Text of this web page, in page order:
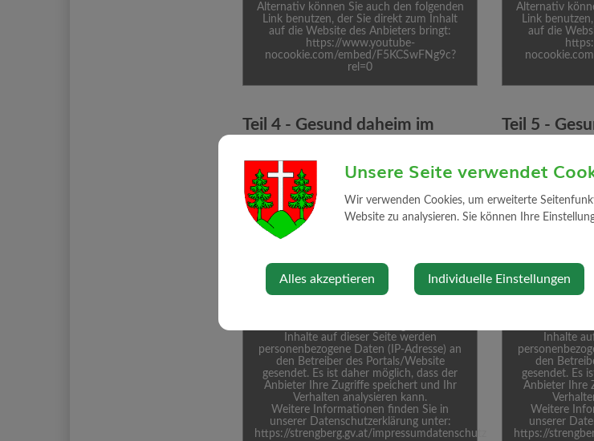
Alternativ können Sie auch den folgenden
Link benutzen, der Sie direkt zum Inhalt
auf die Website des Anbieters bringt:
https://www.youtube-
nocookie.com/embed/F5KCSwFNg9c?
rel=0
Alternativ
Link
auf die
Teil 4 - Gesund daheim im
Eigenheim
Tut Gut
ERLAUBEN
Inhalte auf dieser Seite werden
personenbezogene Daten (IP-Adresse) an
den Betreiber des Portals/Website
gesendet. Es ist daher möglich, dass der
Anbieter Ihre Zugriffe speichert und Ihr
Verhalten analysieren kann.
Weitere Informationen finden Sie in
unserer Datenschutzerklärung unter:
https://strengberg.gv.at/impressumdatenschutz
Teil 5 -
Tut Gut
Inhalte
den
gesendet. Es
Anbieter Ihre
Weitere
unserer
https://
Unsere Seite verwendet
Wir verwenden Cookies, um erweiterte
Website zu analysieren. Sie können Ihre
Alles akzeptieren Individuelle Einstellungen